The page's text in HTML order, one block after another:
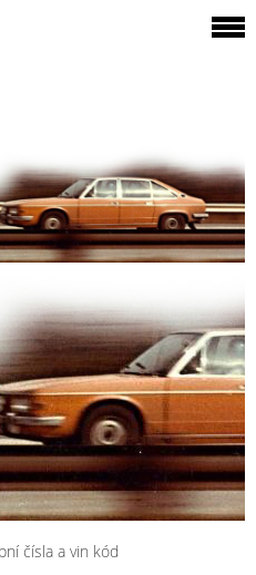
čísla a vin kód